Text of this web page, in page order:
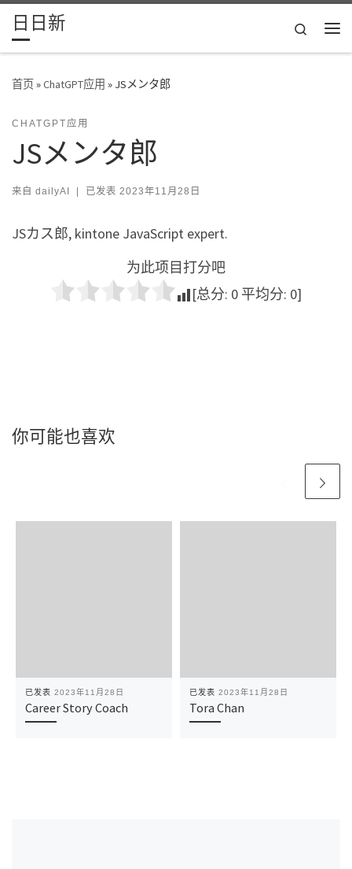
Skip to content
日日新
Search
首页»ChatGPT应用 » JSメンタ郎
CHATGPT应用
JSメンタ郎
来自 dailyAI | 已发表 2023年11月28日
JSカス郎, kintone JavaScript expert.
为此项目打分吧
[总分: 0 平均分: 0]
你可能也喜欢
已发表 2023年11月28日
Career Story Coach
已发表 2023年11月28日
Tora Chan